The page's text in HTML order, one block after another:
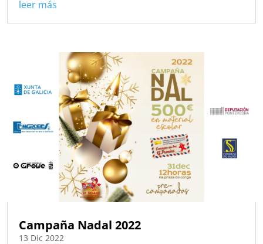
leer más
Campaña Nadal 2022
13 Dic 2022